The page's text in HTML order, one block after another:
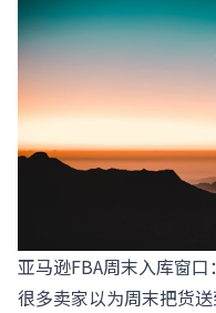
亚马逊FBA周末入库窗
很多卖家以为周末把货